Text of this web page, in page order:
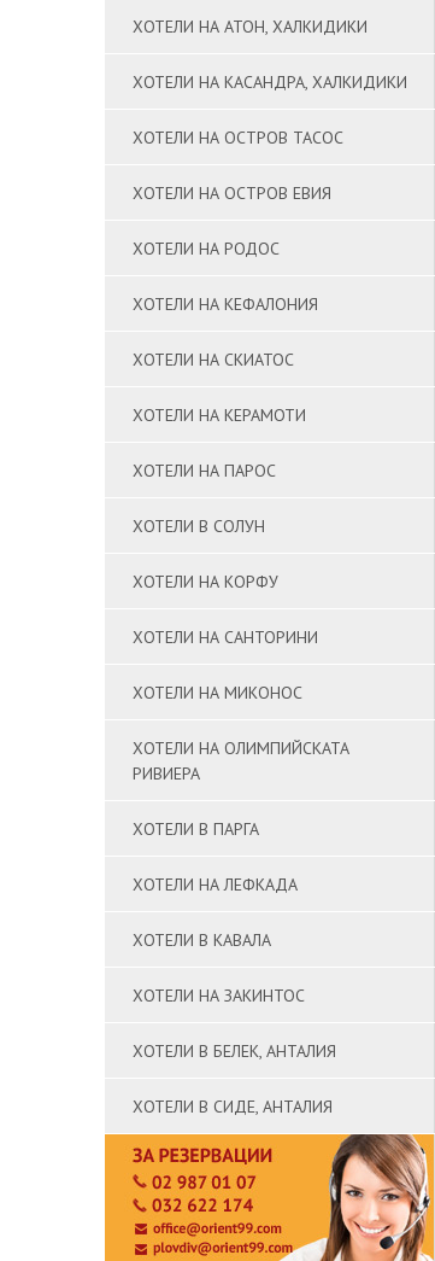
ХОТЕЛИ НА АТОН, ХАЛКИДИКИ
ХОТЕЛИ НА КАСАНДРА, ХАЛКИДИКИ
ХОТЕЛИ НА ОСТРОВ ТАСОС
ХОТЕЛИ НА ОСТРОВ ЕВИЯ
ХОТЕЛИ НА РОДОС
ХОТЕЛИ НА КЕФАЛОНИЯ
ХОТЕЛИ НА СКИАТОС
ХОТЕЛИ НА КЕРАМОТИ
ХОТЕЛИ НА ПАРОС
ХОТЕЛИ В СОЛУН
ХОТЕЛИ НА КОРФУ
ХОТЕЛИ НА САНТОРИНИ
ХОТЕЛИ НА МИКОНОС
ХОТЕЛИ НА ОЛИМПИЙСКАТА
РИВИЕРА
ХОТЕЛИ В ПАРГА
ХОТЕЛИ НА ЛЕФКАДА
ХОТЕЛИ В КАВАЛА
ХОТЕЛИ НА ЗАКИНТОС
ХОТЕЛИ В БЕЛЕК, АНТАЛИЯ
ХОТЕЛИ В СИДЕ, АНТАЛИЯ